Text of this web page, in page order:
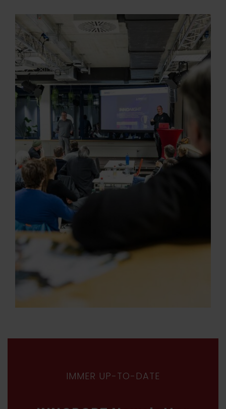
IMMER UP-TO-DATE